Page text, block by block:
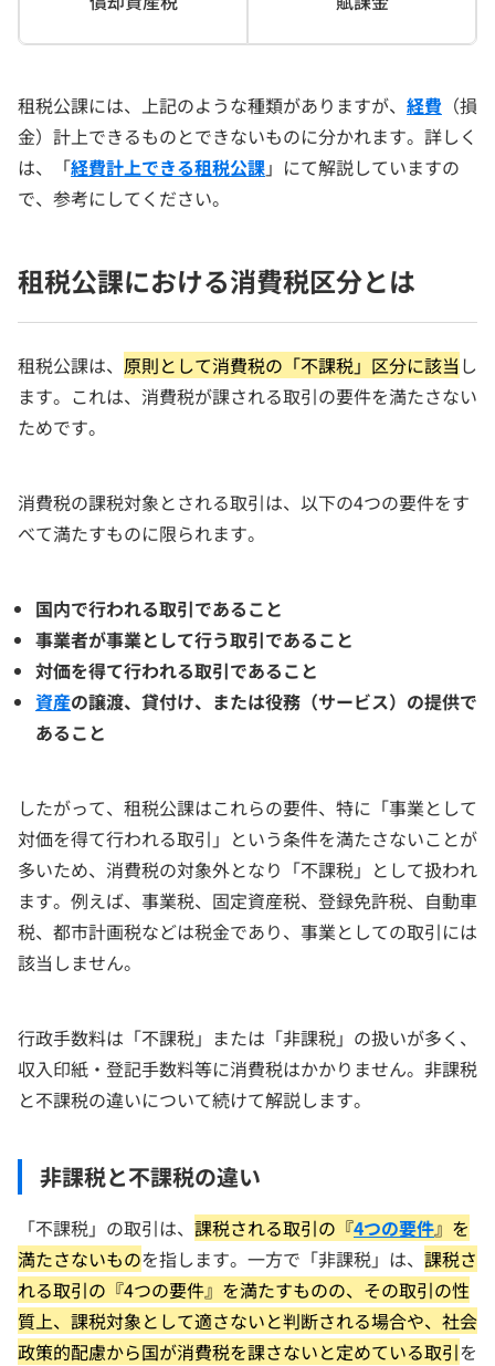
租税公課には、上記のような種類がありますが、 経費 （損
金）計上できるものとできないものに分かれます。詳しく
は、「経費計上できる租税公課」にて解説していますの
で、参考にしてください。
租税公課における消費税区分とは
租税公課は、 原則として消費税の「不課税」区分に該当 し
ます。これは、消費税が課される取引の要件を満たさない
ためです。
消費税の課税対象とされる取引は、以下の4つの要件をす
べて満たすものに限られます。
国内で行われる取引であること
事業者が事業として行う取引であること
対価を得て行われる取引であること
資産の譲渡、貸付け、または役務（サービス）の提供で
あること
したがって、租税公課はこれらの要件、特に「事業として
対価を得て行われる取引」という条件を満たさないことが
多いため、消費税の対象外となり「不課税」として扱われ
ます。例えば、事業税、固定資産税、登録免許税、自動車
税、都市計画税などは税金であり、事業としての取引には
該当しません。
行政手数料は「不課税」または「非課税」の扱いが多く、
収入印紙・登記手数料等に消費税はかかりません。非課税
と不課税の違いについて続けて解説します。
非課税と不課税の違い
「不課税」の取引は、 課税される取引の『4つの要件』を
満たさないものを指します。一方で「非課税」は、 課税さ
れる取引の『4つの要件』を満たすものの、その取引の性
質上、課税対象として適さないと判断される場合や、社会
政策的配慮から国が消費税を課さないと定めている取引を